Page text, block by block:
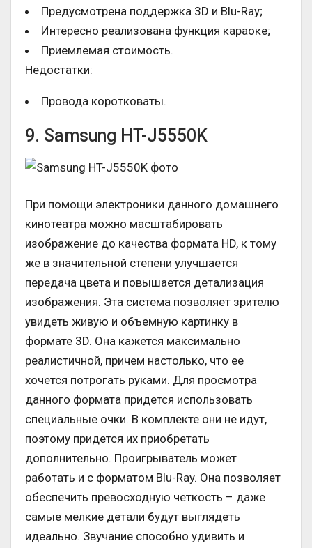
Предусмотрена поддержка 3D и Blu-Ray;
Интересно реализована функция караоке;
Приемлемая стоимость.
Недостатки:
Провода коротковаты.
9. Samsung HT-J5550K
При помощи электроники данного домашнего
кинотеатра можно масштабировать
изображение до качества формата HD, к тому
же в значительной степени улучшается
передача цвета и повышается детализация
изображения. Эта система позволяет зрителю
увидеть живую и объемную картинку в
формате 3D. Она кажется максимально
реалистичной, причем настолько, что ее
хочется потрогать руками. Для просмотра
данного формата придется использовать
специальные очки. В комплекте они не идут,
поэтому придется их приобретать
дополнительно. Проигрыватель может
работать и с форматом Blu-Ray. Она позволяет
обеспечить превосходную четкость – даже
самые мелкие детали будут выглядеть
идеально. Звучание способно удивить и